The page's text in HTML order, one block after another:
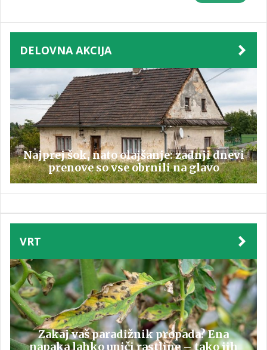
DELOVNA AKCIJA
Najprej šok, nato olajšanje: zadnji dnevi
prenove so vse obrnili na glavo
VRT
Zakaj vaš paradižnik propada? Ena
napaka lahko uniči rastline – tako jih